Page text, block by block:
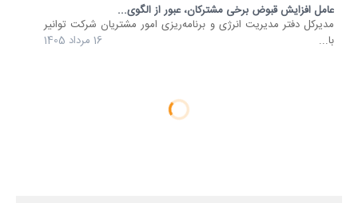
عامل افزایش قبوض برخی مشترکان، عبور از الگوی...
مدیرکل دفتر مدیریت انرژی و برنامه‌ریزی امور مشتریان شرکت توانیر
با...
16 مرداد 1405